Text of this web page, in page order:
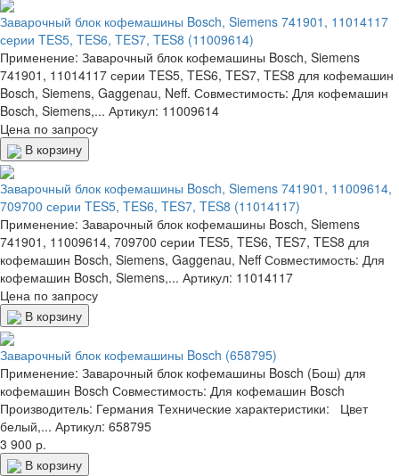
Заварочный блок кофемашины Bosch, Siemens 741901, 11014117
серии TES5, TES6, TES7, TES8 (11009614)
Применение: Заварочный блок кофемашины Bosch, Siemens
741901, 11014117 серии TES5, TES6, TES7, TES8 для кофемашин
Bosch, Siemens, Gaggenau, Neff. Совместимость: Для кофемашин
Bosch, Siemens,... Артикул: 11009614
Цена по запросу
В корзину
Заварочный блок кофемашины Bosch, Siemens 741901, 11009614,
709700 серии TES5, TES6, TES7, TES8 (11014117)
Применение: Заварочный блок кофемашины Bosch, Siemens
741901, 11009614, 709700 серии TES5, TES6, TES7, TES8 для
кофемашин Bosch, Siemens, Gaggenau, Neff Совместимость: Для
кофемашин Bosch, Siemens,... Артикул: 11014117
Цена по запросу
В корзину
Заварочный блок кофемашины Bosch (658795)
Применение: Заварочный блок кофемашины Bosch (Бош) для
кофемашин Bosch Совместимость: Для кофемашин Bosch
Производитель: Германия Технические характеристики: Цвет
белый,... Артикул: 658795
3 900 р.
В корзину